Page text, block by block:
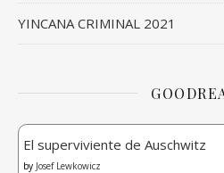
YINCANA CRIMINAL 2021
El superviviente de Auschwitz
by Josef Lewkowicz